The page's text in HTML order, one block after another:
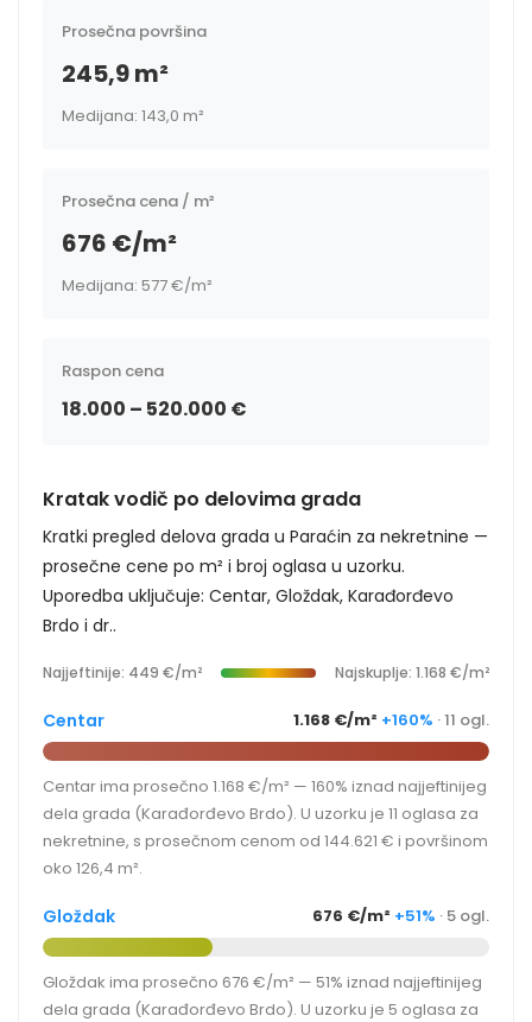
Prosečna površina
245,9 m²
Medijana: 143,0 m²
Prosečna cena / m²
676 €/m²
Medijana: 577 €/m²
Raspon cena
18.000 – 520.000 €
Kratak vodič po delovima grada
Kratki pregled delova grada u Paraćin za nekretnine —
prosečne cene po m² i broj oglasa u uzorku.
Uporedba uključuje: Centar, Gloždak, Karađorđevo
Brdo i dr..
Najjeftinije: 449 €/m² Najskuplje: 1.168 €/m²
Centar 1.168 €/m² +160% · 11 ogl.
Centar ima prosečno 1.168 €/m² — 160% iznad najjeftinijeg
dela grada (Karađorđevo Brdo). U uzorku je 11 oglasa za
nekretnine, s prosečnom cenom od 144.621 € i površinom
oko 126,4 m².
Gloždak 676 €/m² +51% · 5 ogl.
Gloždak ima prosečno 676 €/m² — 51% iznad najjeftinijeg
dela grada (Karađorđevo Brdo). U uzorku je 5 oglasa za